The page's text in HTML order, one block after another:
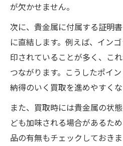
が欠かせません。
次に、貴金属に付属する証明
に直結します。例えば、イン
印されていることが多く、こ
つながります。こうしたポイン
納得のいく買取を進めやすくな
また、買取時には貴金属の状
ども加味される場合があるた
品の有無もチェックしておき